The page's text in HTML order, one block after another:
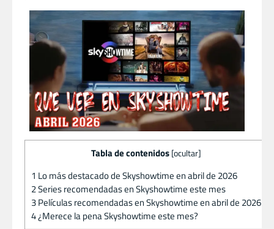
Tabla de contenidos [ocultar]
1 Lo más destacado de Skyshowtime en abril de 2026
2Series recomendadas en Skyshowtime este mes
3Películas recomendadas en Skyshowtime en abril de 2026
4¿Merece la pena Skyshowtime este mes?